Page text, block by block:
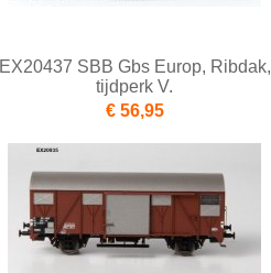
EX20437 SBB Gbs Europ, Ribdak,
tijdperk V.
€ 56,95